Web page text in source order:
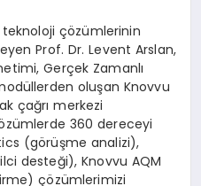
çözümlerinin
Prof. Dr. Levent Arslan,
Gerçek Zamanlı
oluşan Knovvu
çağrı merkezi
360 dereceyi
(görüşme analizi),
desteği), Knovvu AQM
çözümlerimizi